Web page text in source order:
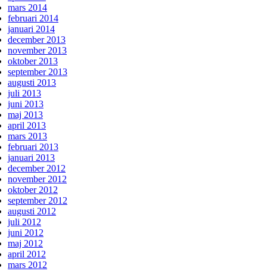
mars 2014
februari 2014
januari 2014
december 2013
november 2013
oktober 2013
september 2013
augusti 2013
juli 2013
juni 2013
maj 2013
april 2013
mars 2013
februari 2013
januari 2013
december 2012
november 2012
oktober 2012
september 2012
augusti 2012
juli 2012
juni 2012
maj 2012
april 2012
mars 2012